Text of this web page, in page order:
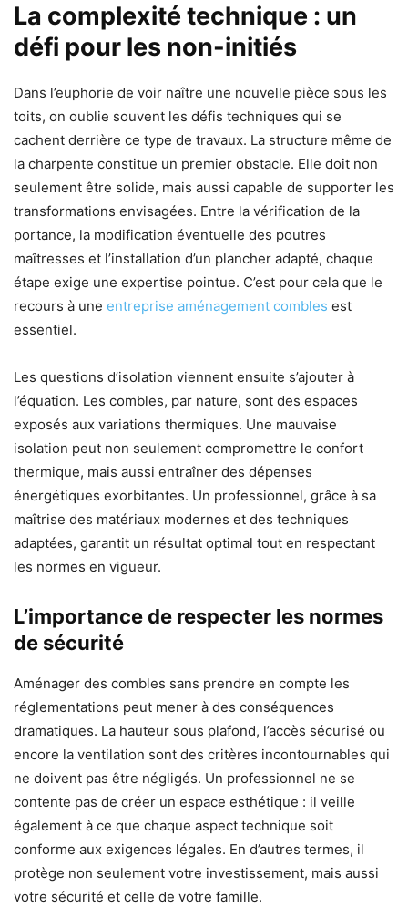
La complexité technique : un
défi pour les non-initiés
Dans l’euphorie de voir naître une nouvelle pièce sous les
toits, on oublie souvent les défis techniques qui se
cachent derrière ce type de travaux. La structure même de
la charpente constitue un premier obstacle. Elle doit non
seulement être solide, mais aussi capable de supporter les
transformations envisagées. Entre la vérification de la
portance, la modification éventuelle des poutres
maîtresses et l’installation d’un plancher adapté, chaque
étape exige une expertise pointue. C’est pour cela que le
recours à une entreprise aménagement combles est
essentiel.
Les questions d’isolation viennent ensuite s’ajouter à
l’équation. Les combles, par nature, sont des espaces
exposés aux variations thermiques. Une mauvaise
isolation peut non seulement compromettre le confort
thermique, mais aussi entraîner des dépenses
énergétiques exorbitantes. Un professionnel, grâce à sa
maîtrise des matériaux modernes et des techniques
adaptées, garantit un résultat optimal tout en respectant
les normes en vigueur.
L’importance de respecter les normes
de sécurité
Aménager des combles sans prendre en compte les
réglementations peut mener à des conséquences
dramatiques. La hauteur sous plafond, l’accès sécurisé ou
encore la ventilation sont des critères incontournables qui
ne doivent pas être négligés. Un professionnel ne se
contente pas de créer un espace esthétique : il veille
également à ce que chaque aspect technique soit
conforme aux exigences légales. En d’autres termes, il
protège non seulement votre investissement, mais aussi
votre sécurité et celle de votre famille.